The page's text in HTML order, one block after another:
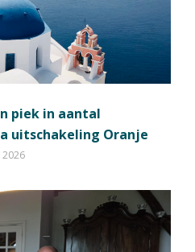
piek in aantal
uitschakeling Oranje
2026